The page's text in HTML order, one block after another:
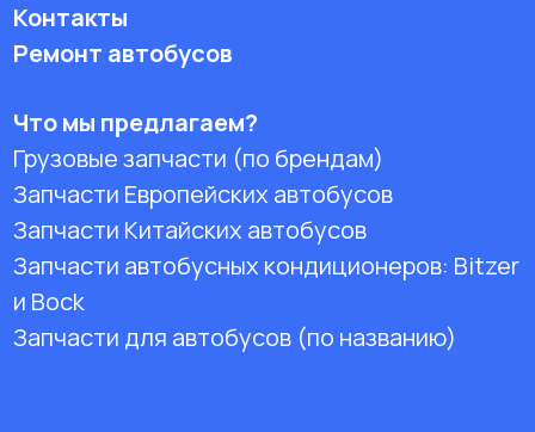
Контакты
Ремонт автобусов
Что мы предлагаем?
Грузовые запчасти (по брендам)
Запчасти Европейских автобусов
Запчасти Китайских автобусов
Запчасти автобусных кондиционеров: Bitzer
и Bock
Запчасти для автобусов (по названию)